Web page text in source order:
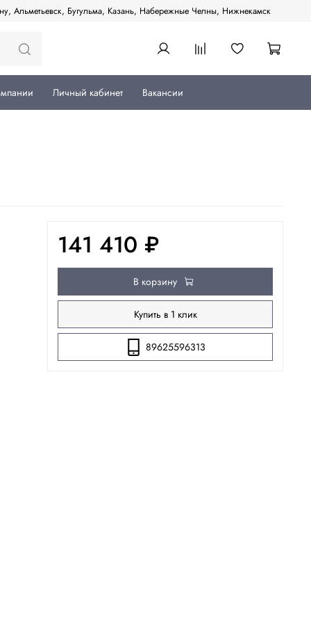
Альметьевск, Бугульма, Казань, Набережные Челны, Нижнекамск
Личный кабинет
Вакансии
141 410 ₽
В корзину
Купить в 1 клик
89625596313